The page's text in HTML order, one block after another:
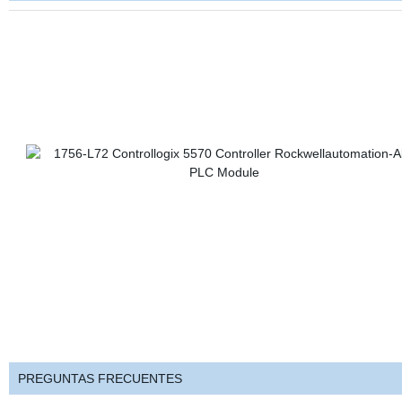
PREGUNTAS FRECUENTES